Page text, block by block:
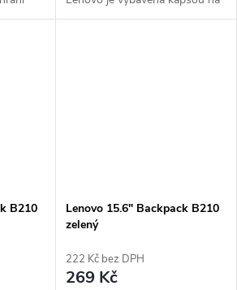
notebooky s úhlopříčkou 15,6
B210
Lenovo 15.6" Backpack B210
zelený
222 Kč bez DPH
269 Kč